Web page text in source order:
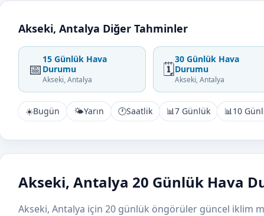
Akseki, Antalya Diğer Tahminler
📅
15 Günlük Hava
Durumu
Akseki, Antalya
🗓️
30 Günlük Hava
Durumu
Akseki, Antalya
☀️Bugün 🌤️Yarın 🕐Saatlik 📊7 Günlük 📊10
Akseki, Antalya 20 Günlük Hava
Akseki, Antalya için 20 günlük öngörüler güncel iklim